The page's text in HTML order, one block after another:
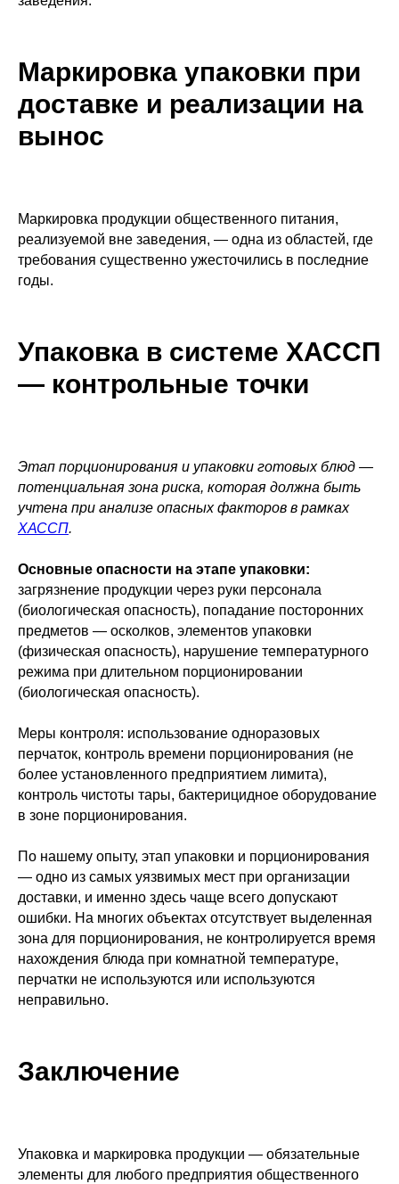
Маркировка упаковки при
доставке и реализации на
вынос
Маркировка продукции общественного питания,
реализуемой вне заведения, — одна из областей, где
требования существенно ужесточились в последние
годы.
Упаковка в системе ХАССП
— контрольные точки
Этап порционирования и упаковки готовых блюд —
потенциальная зона риска, которая должна быть
учтена при анализе опасных факторов в рамках
ХАССП.
Основные опасности на этапе упаковки:
загрязнение продукции через руки персонала
(биологическая опасность), попадание посторонних
предметов — осколков, элементов упаковки
(физическая опасность), нарушение температурного
режима при длительном порционировании
(биологическая опасность).
Меры контроля: использование одноразовых
перчаток, контроль времени порционирования (не
более установленного предприятием лимита),
контроль чистоты тары, бактерицидное оборудование
в зоне порционирования.
По нашему опыту, этап упаковки и порционирования
— одно из самых уязвимых мест при организации
доставки, и именно здесь чаще всего допускают
ошибки. На многих объектах отсутствует выделенная
зона для порционирования, не контролируется время
нахождения блюда при комнатной температуре,
перчатки не используются или используются
неправильно.
Заключение
Упаковка и маркировка продукции — обязательные
элементы для любого предприятия общественного